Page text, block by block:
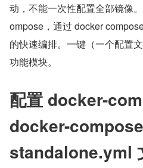
动，不能一次性配置全部镜像
ompose，通过 docker
的快速编排。一键（一个配置
功能模块。
配置 docker-
docker-
standalone.yml